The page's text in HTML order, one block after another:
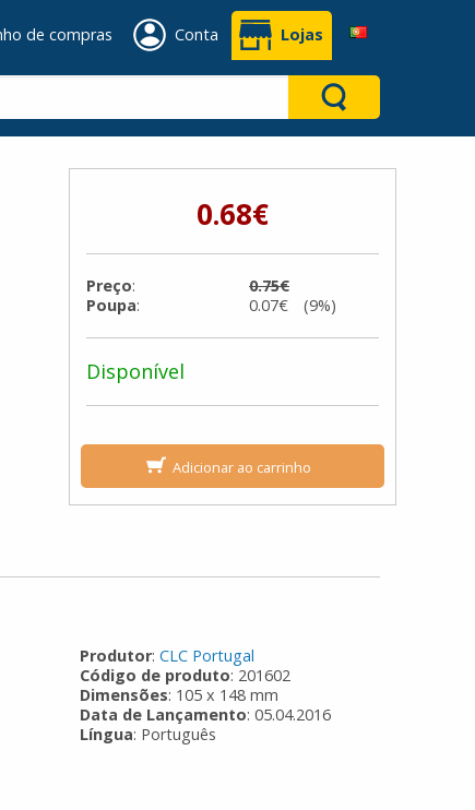
de compras Conta Lojas
0.68€
Preço:
0.75€
Poupa: 0.07€ (9%)
Disponível
Adicionar ao carrinho
Produtor:CLC Portugal
Código de produto: 201602
Dimensões: 105 x 148 mm
Data de Lançamento: 05.04.2016
Língua: Português